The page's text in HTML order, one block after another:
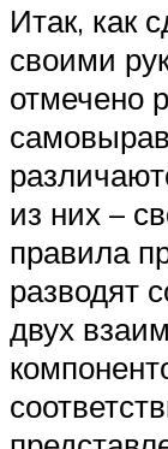
Итак, как
своими
отмечено
из них –
правила
разводят
двух